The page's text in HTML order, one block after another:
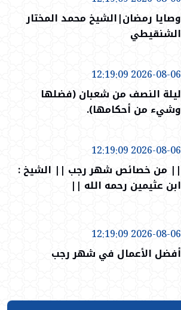
وصايا رمضان|الشيخ محمد المختار
الشنقيطي
2026-08-06 12:19:09
ليلة النصف من شعبان (فضلها
وشيء من أحكامها).
2026-08-06 12:19:09
|| من خصائص شهر رجب || الشيخ :
ابن عثيمين رحمه الله ||
2026-08-06 12:19:09
أفضل الأعمال في شهر رجب